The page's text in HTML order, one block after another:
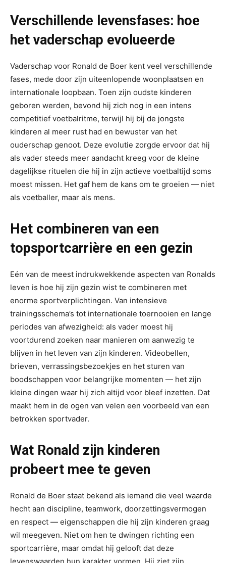
Verschillende levensfases: hoe
het vaderschap evolueerde
Vaderschap voor Ronald de Boer kent veel verschillende
fases, mede door zijn uiteenlopende woonplaatsen en
internationale loopbaan. Toen zijn oudste kinderen
geboren werden, bevond hij zich nog in een intens
competitief voetbalritme, terwijl hij bij de jongste
kinderen al meer rust had en bewuster van het
ouderschap genoot. Deze evolutie zorgde ervoor dat hij
als vader steeds meer aandacht kreeg voor de kleine
dagelijkse rituelen die hij in zijn actieve voetbaltijd soms
moest missen. Het gaf hem de kans om te groeien — niet
als voetballer, maar als mens.
Het combineren van een
topsportcarrière en een gezin
Eén van de meest indrukwekkende aspecten van Ronalds
leven is hoe hij zijn gezin wist te combineren met
enorme sportverplichtingen. Van intensieve
trainingsschema’s tot internationale toernooien en lange
periodes van afwezigheid: als vader moest hij
voortdurend zoeken naar manieren om aanwezig te
blijven in het leven van zijn kinderen. Videobellen,
brieven, verrassingsbezoekjes en het sturen van
boodschappen voor belangrijke momenten — het zijn
kleine dingen waar hij zich altijd voor bleef inzetten. Dat
maakt hem in de ogen van velen een voorbeeld van een
betrokken sportvader.
Wat Ronald zijn kinderen
probeert mee te geven
Ronald de Boer staat bekend als iemand die veel waarde
hecht aan discipline, teamwork, doorzettingsvermogen
en respect — eigenschappen die hij zijn kinderen graag
wil meegeven. Niet om hen te dwingen richting een
sportcarrière, maar omdat hij gelooft dat deze